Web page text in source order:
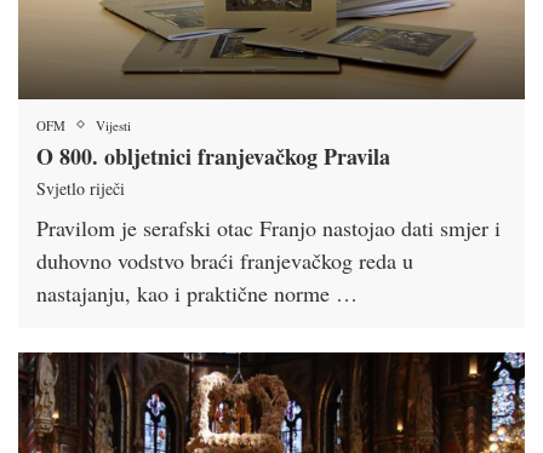
OFM Vijesti
O 800. obljetnici franjevačkog Pravila
Svjetlo riječi
Pravilom je serafski otac Franjo nastojao dati smjer i
duhovno vodstvo braći franjevačkog reda u
nastajanju, kao i praktične norme …